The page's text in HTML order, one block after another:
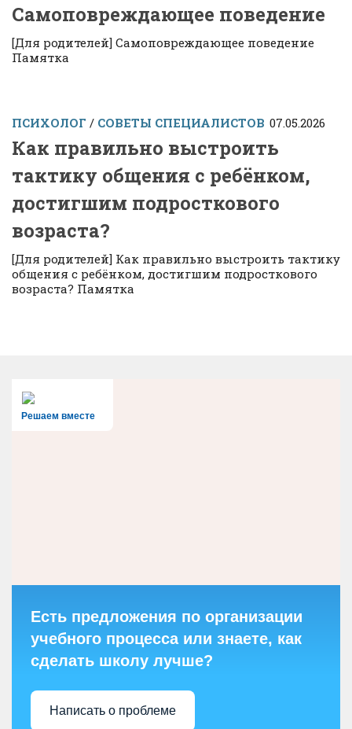
Самоповреждающее поведение
[Для родителей] Самоповреждающее поведение
Памятка
ПСИХОЛОГ / СОВЕТЫ СПЕЦИАЛИСТОВ 07.05.2026
Как правильно выстроить
тактику общения с ребёнком,
достигшим подросткового
возраста?
[Для родителей] Как правильно выстроить тактику
общения с ребёнком, достигшим подросткового
возраста? Памятка
Решаем вместе
Есть предложения по организации
учебного процесса или знаете, как
сделать школу лучше?
Написать о проблеме